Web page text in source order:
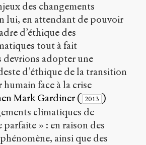
des changements
lui, en attendant de pouvoir
d’éthique des
tout à fait
devrions adopter une
d’éthique de la transition
face à la crise
Mark Gardiner ( 2013 )
climatiques de
» : en raison des
ainsi que des